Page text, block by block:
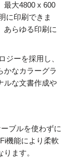
最大4800 x 600
に印刷できま
あらゆる印刷に
ジーを採用し、
かなカラーグラ
ルな文書作成や
ブルを使わずに
機能により柔軟
ます。